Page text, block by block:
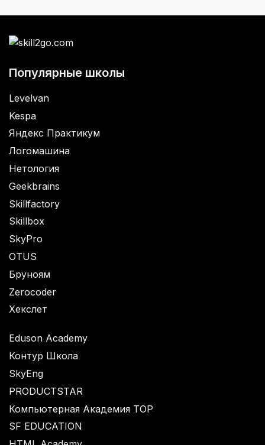
Популярные школы
Levelvan
Kespa
Яндекс Практикум
Логомашина
Нетология
Geekbrains
Skillfactory
Skillbox
SkyPro
OTUS
Бруноям
Zerocoder
Хекслет
Eduson Academy
Контур Школа
SkyEng
PRODUCTSTAR
Компьютерная Академия TOP
SF EDUCATION